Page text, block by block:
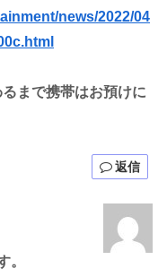
news/2022/04
まで携帯はお預けに
返信
。